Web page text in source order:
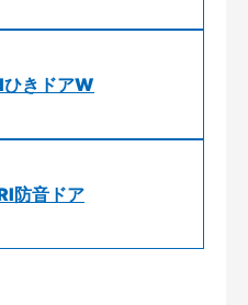
きドアW
防音ドア